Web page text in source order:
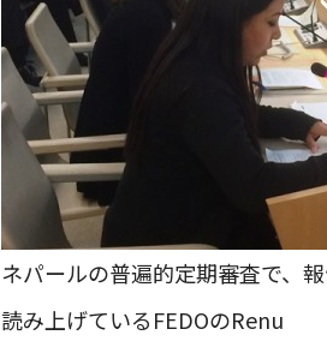
ネパールの普遍的定期審査で、
読み上げているFEDOのRenu